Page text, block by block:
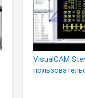
VisualCAM